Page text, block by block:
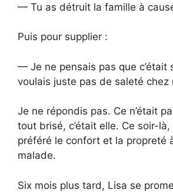
— Tu as détruit la famille à
Puis pour supplier :
— Je ne pensais pas que c’était
voulais juste pas de saleté chez
Je ne répondis pas. Ce n’était
tout brisé, c’était elle. Ce soir-
préféré le confort et la propreté
malade.
Six mois plus tard, Lisa se